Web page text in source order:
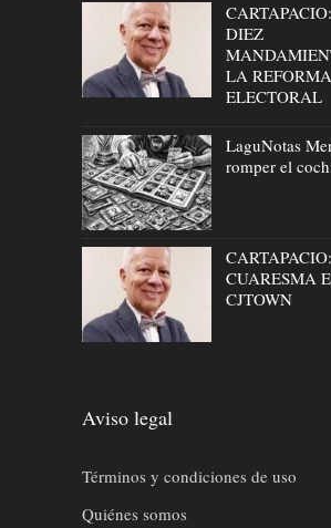
DIEZ
LA REFORMA
ELECTORAL
LaguNotas
romper el
CARTAPACIO:
CUARESMA
CJTOWN
Aviso legal
Términos y condiciones de uso
Quiénes somos